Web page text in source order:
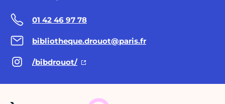
01 42 46 97 78
bibliotheque.drouot@paris.fr
/bibdrouot/